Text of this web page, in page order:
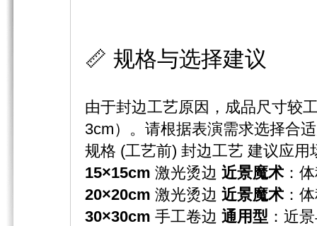
📏 规格与选择建议
由于封边工艺原因，成品尺寸较
3cm）。请根据表演需求选择合
规格 (工艺前) 封边工艺 建议应用
15×15cm ​ 激光烫边 近景魔术：
20×20cm ​ 激光烫边 近景魔术：
30×30cm ​ 手工卷边 通用型 ：近